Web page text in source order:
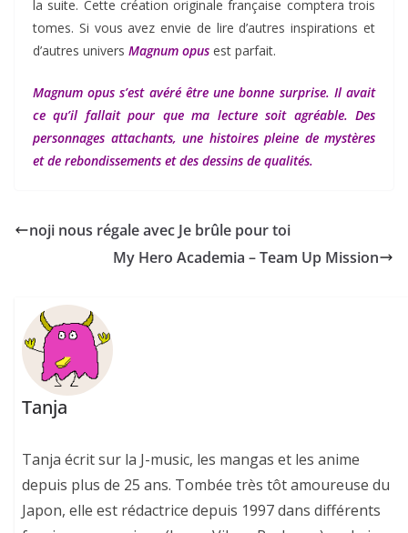
la suite. Cette création originale française comptera trois
tomes. Si vous avez envie de lire d’autres inspirations et
d’autres univers Magnum opus est parfait.
Magnum opus s’est avéré être une bonne surprise. Il avait
ce qu’il fallait pour que ma lecture soit agréable. Des
personnages attachants, une histoires pleine de mystères
et de rebondissements et des dessins de qualités.
noji nous régale avec Je brûle pour toi
My Hero Academia – Team Up Mission
Tanja
Tanja écrit sur la J-music, les mangas et les anime
depuis plus de 25 ans. Tombée très tôt amoureuse du
Japon, elle est rédactrice depuis 1997 dans différents